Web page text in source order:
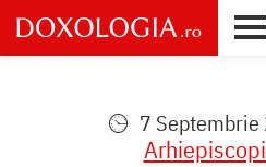
Skip
to
main
7